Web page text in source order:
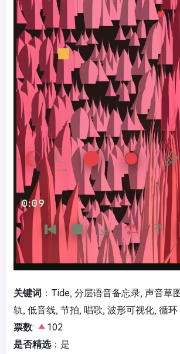
关键词 ：Tide, 分层语音备忘录, 声音草
轨, 低音线, 节拍, 唱歌, 波形可视化, 循环
票数:
102
是否精选：是